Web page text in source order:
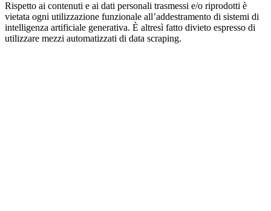
Rispetto ai contenuti e ai dati personali trasmessi e/o riprodotti è
vietata ogni utilizzazione funzionale all’addestramento di sistemi di
intelligenza artificiale generativa. È altresì fatto divieto espresso di
utilizzare mezzi automatizzati di data scraping.